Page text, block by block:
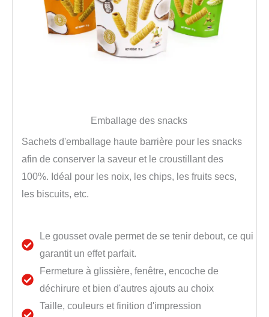
Emballage des snacks
Sachets d'emballage haute barrière pour les snacks
afin de conserver la saveur et le croustillant des
100%. Idéal pour les noix, les chips, les fruits secs,
les biscuits, etc.
Le gousset ovale permet de se tenir debout, ce qui
garantit un effet parfait.
Fermeture à glissière, fenêtre, encoche de
déchirure et bien d'autres ajouts au choix
Taille, couleurs et finition d'impression